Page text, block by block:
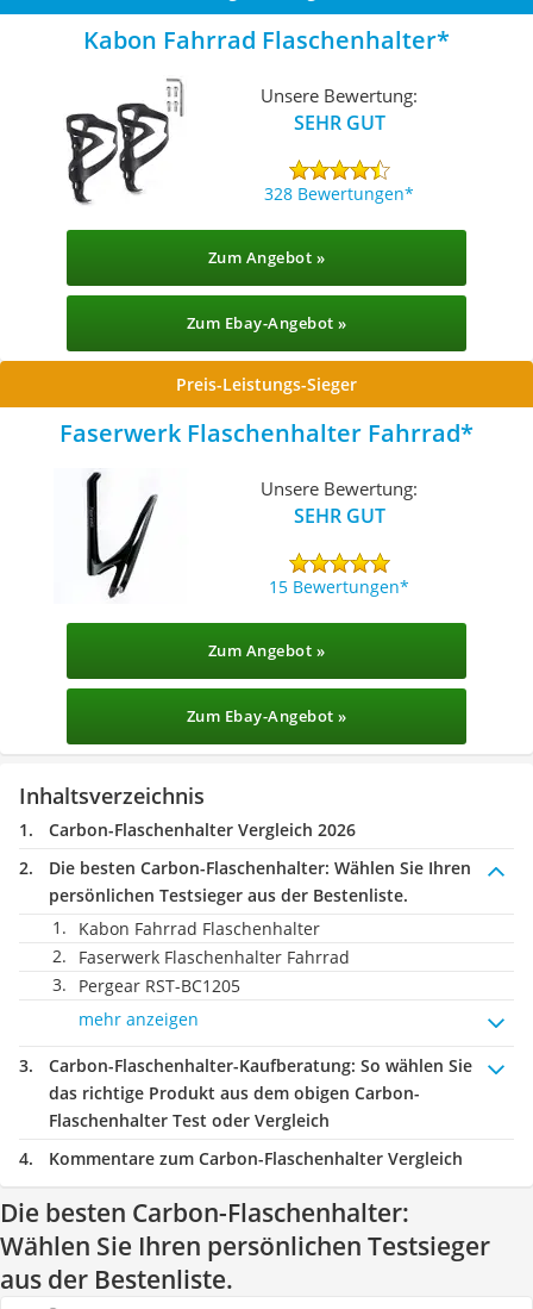
Kabon Fahrrad Flaschenhalter
Unsere Bewertung:
SEHR GUT
328 Bewertungen
Zum Angebot »
Zum Ebay-Angebot »
Preis-Leistungs-Sieger
Faserwerk Flaschenhalter Fahrrad
Unsere Bewertung:
SEHR GUT
15 Bewertungen
Zum Angebot »
Zum Ebay-Angebot »
Inhaltsverzeichnis
Carbon-Flaschenhalter Vergleich 2026
Die besten Carbon-Flaschenhalter: Wählen Sie Ihren
persönlichen Testsieger aus der Bestenliste.
Kabon Fahrrad Flaschenhalter
Faserwerk Flaschenhalter Fahrrad
Pergear RST-BC1205
mehr anzeigen
Carbon-Flaschenhalter-Kaufberatung: So wählen Sie
das richtige Produkt aus dem obigen Carbon-
Flaschenhalter Test oder Vergleich
Kommentare zum Carbon-Flaschenhalter Vergleich
Die besten Carbon-Flaschenhalter:
Wählen Sie Ihren persönlichen Testsieger
aus der Bestenliste.